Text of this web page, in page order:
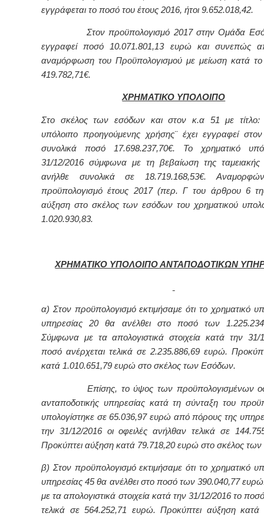
εγγράφεται το ποσό του έτους 2016, ήτοι 9.652.018,42.
Στον προϋπολογισμό 2017 στην Ομάδα
εγγραφεί ποσό 10.071.801,13 ευρώ και συνεπώς
αναμόρφωση του Προϋπολογισμού με μείωση κατά
419.782,71€.
ΧΡΗΜΑΤΙΚΟ ΥΠΟΛΟΙΠΟ
Στο σκέλος των εσόδων και στον κ.α 51 με τίτλο:
υπόλοιπο προηγούμενης χρήσης¨ έχει εγγραφεί
συνολικά ποσό 17.698.237,70€. Το χρηματικό
31/12/2016 σύμφωνα με τη βεβαίωση της ταμειακής
ανήλθε συνολικά σε 18.719.168,53€.
προϋπολογισμό έτους 2017 (περ. Γ του άρθρου 6
αύξηση στο σκέλος των εσόδων του χρηματικού
1.020.930,83.
ΧΡΗΜΑΤΙΚΟ ΥΠΟΛΟΙΠΟ ΑΝΤΑΠΟΔΟΤΙΚΩΝ
α) Στον προϋπολογισμό εκτιμήσαμε ότι το χρηματικό
υπηρεσίας 20 θα ανέλθει στο ποσό των
Σύμφωνα με τα απολογιστικά στοιχεία κατά την 31/
ποσό ανέρχεται τελικά σε 2.235.886,69 ευρώ.
κατά 1.010.651,79 ευρώ στο σκέλος των Εσόδων.
Επίσης, το ύψος των προϋπολογισμένων
ανταποδοτικής υπηρεσίας κατά τη σύνταξη του
υπολογίστηκε σε 65.036,97 ευρώ από πόρους της
την 31/12/2016 οι οφειλές ανήλθαν τελικά σε
Προκύπτει αύξηση κατά 79.718,20 ευρώ στο σκέλος
β) Στον προϋπολογισμό εκτιμήσαμε ότι το χρηματικό
υπηρεσίας 45 θα ανέλθει στο ποσό των 390.040,77
με τα απολογιστικά στοιχεία κατά την 31/12/2016 το
τελικά σε 564.252,71 ευρώ. Προκύπτει αύξηση κατά